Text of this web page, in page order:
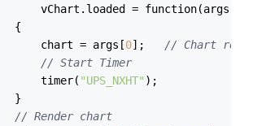
vChart.loaded = function(args)
{
chart = args[
0]; // Chart
// Start Timer
timer(
"UPS_NXHT" );
}
// Render chart